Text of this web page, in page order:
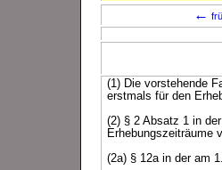
←
(1) Die vorstehende
erstmals für den
(2) § 2 Absatz 1 in
Erhebungszeiträume
(2a) § 12a in der am